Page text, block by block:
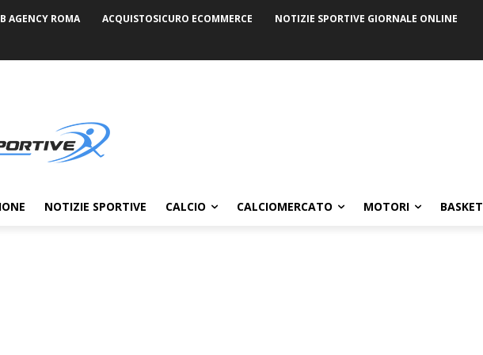
AGENCY ROMA ACQUISTOSICURO ECOMMERCE NOTIZIE SPORTIVE GIORNALE ONLINE
NOTIZIE SPORTIVE CALCIO CALCIOMERCATO MOTORI BASKET